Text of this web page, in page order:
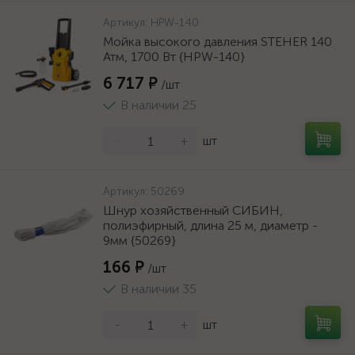
Артикул: HPW-140
Мойка высокого давления STEHER 140
Атм, 1700 Вт {HPW-140}
6 717 ₽ /шт
В наличии 25
+ шт
Артикул: 50269
Шнур хозяйственный СИБИН,
полиэфирный, длина 25 м, диаметр -
9мм {50269}
166 ₽ /шт
В наличии 35
- + шт